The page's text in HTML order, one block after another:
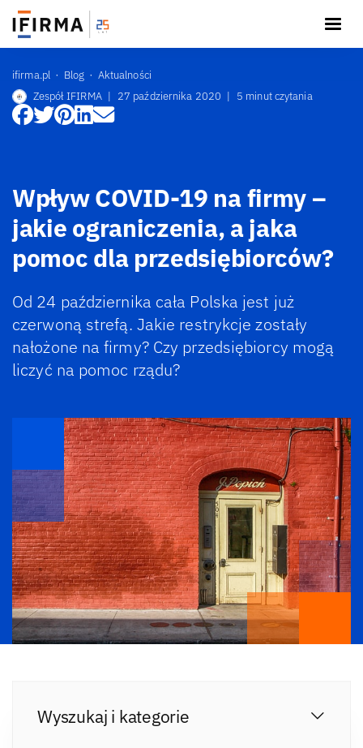
ifirma.pl Blog
Aktualności
Zespół IFIRMA | 27 października 2020 | 5 minut czytania
Wpływ COVID-19 na firmy –
jakie ograniczenia, a jaka
pomoc dla przedsiębiorców?
Od 24 października cała Polska jest już
czerwoną strefą. Jakie restrykcje zostały
nałożone na firmy? Czy przedsiębiorcy mogą
liczyć na pomoc rządu?
Wyszukaj i kategorie